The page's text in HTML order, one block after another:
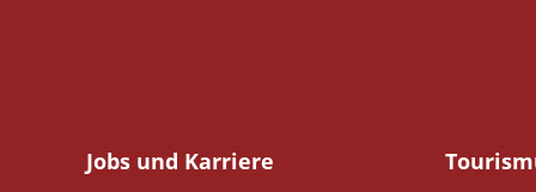
Jobs und Karriere